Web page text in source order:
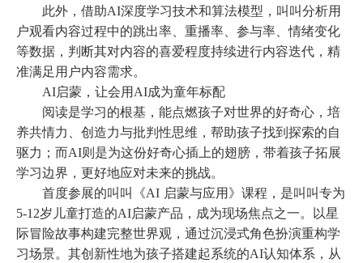
此外，借助AI深度学习技术和算法模型，叫叫分析用
户观看内容过程中的跳出率、重播率、参与率、情绪变化
等数据，判断其对内容的喜爱程度持续进行内容迭代，精
准满足用户内容需求。
AI启蒙，让会用AI成为童年标配
阅读是学习的根基，能点燃孩子对世界的好奇心，培
养共情力、创造力与批判性思维，帮助孩子找到探索的自
驱力；而AI则是为这份好奇心插上的翅膀，带着孩子拓展
学习边界，更好地应对未来的挑战。
首度参展的叫叫《AI 启蒙与应用》课程，是叫叫专为
5-12岁儿童打造的AI启蒙产品，成为现场焦点之一。以星
际冒险故事构建完整世界观，通过沉浸式角色扮演重构学
习场景。其创新性地为孩子搭建起系统的AI认知体系，从